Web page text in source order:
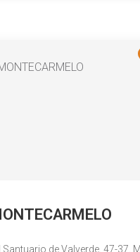
Santuario de Valverde, 47-37,